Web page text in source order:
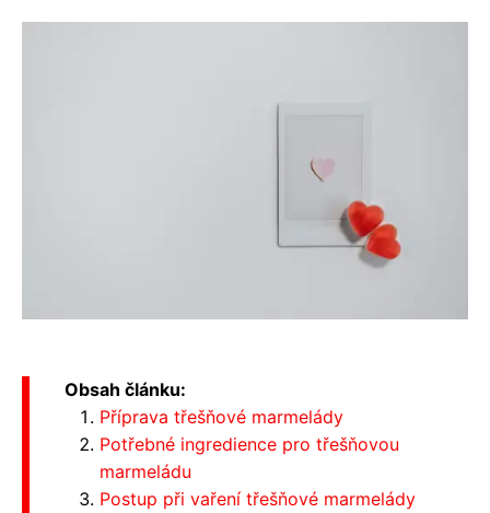
Obsah článku:
Příprava třešňové marmelády
Potřebné ingredience pro třešňovou
marmeládu
Postup při vaření třešňové marmelády